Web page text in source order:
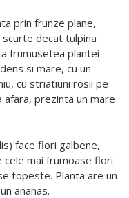
prin frunze plane,
scurte decat tulpina
frumusetea plantei
si mare, cu un
cu striatiuni rosii pe
prezinta un mare
face flori galbene,
mai frumoase flori
topeste. Planta are un
ananas.